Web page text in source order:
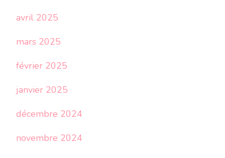
avril 2025
mars 2025
février 2025
janvier 2025
décembre 2024
novembre 2024